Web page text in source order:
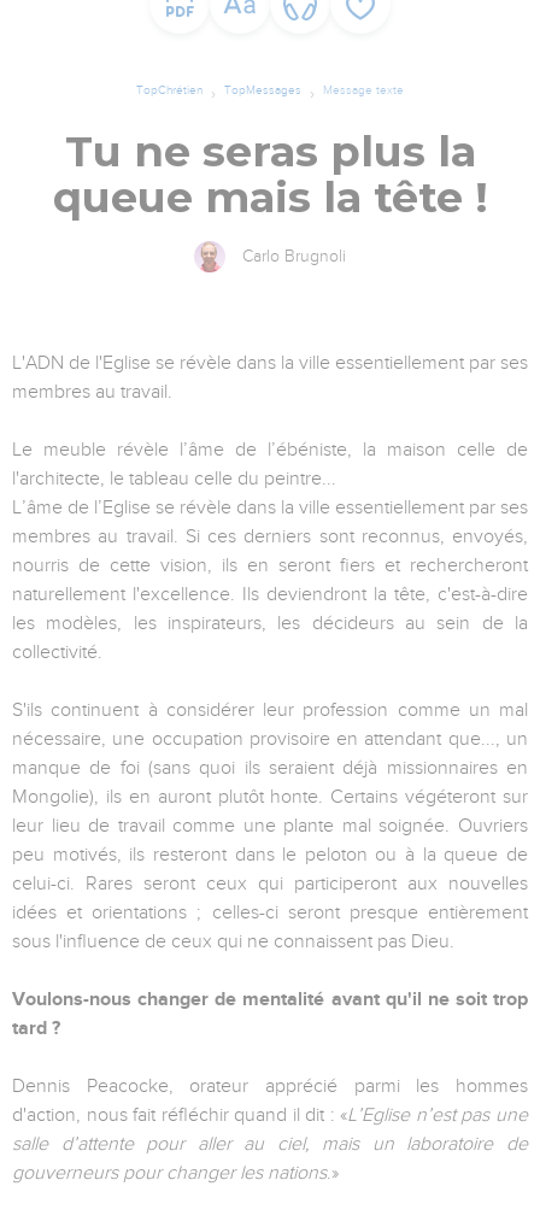
TopChrétien TopMessages Message texte
Tu ne seras plus la
queue mais la tête !
Carlo Brugnoli
L'ADN de l'Eglise se révèle dans la ville essentiellement par ses
membres au travail.
Le meuble révèle l’âme de l’ébéniste, la maison celle de
l'architecte, le tableau celle du peintre...
L’âme de l’Eglise se révèle dans la ville essentiellement par ses
membres au travail. Si ces derniers sont reconnus, envoyés,
nourris de cette vision, ils en seront fiers et rechercheront
naturellement l'excellence. Ils deviendront la tête, c'est-à-dire
les modèles, les inspirateurs, les décideurs au sein de la
collectivité.
S'ils continuent à considérer leur profession comme un mal
nécessaire, une occupation provisoire en attendant que..., un
manque de foi (sans quoi ils seraient déjà missionnaires en
Mongolie), ils en auront plutôt honte. Certains végéteront sur
leur lieu de travail comme une plante mal soignée. Ouvriers
peu motivés, ils resteront dans le peloton ou à la queue de
celui-ci. Rares seront ceux qui participeront aux nouvelles
idées et orientations ; celles-ci seront presque entièrement
sous l'influence de ceux qui ne connaissent pas Dieu.
Voulons-nous changer de mentalité avant qu'il ne soit trop
tard ?
Dennis Peacocke, orateur apprécié parmi les hommes
d'action, nous fait réfléchir quand il dit : «L’Eglise n’est pas une
salle d’attente pour aller au ciel, mais un laboratoire de
gouverneurs pour changer les nations.»